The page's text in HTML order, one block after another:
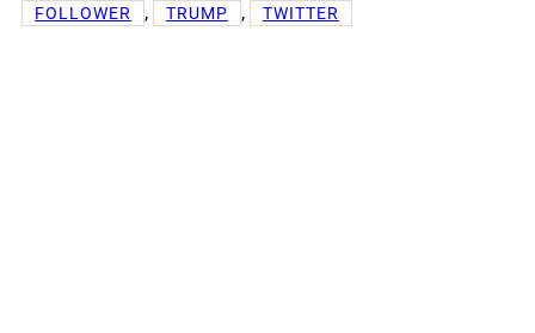
FOLLOWER , TRUMP , TWITTER